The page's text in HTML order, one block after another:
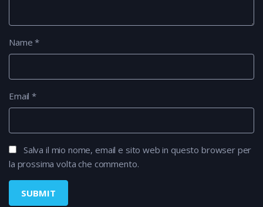
Name*
Email*
Salva il mio nome, email e sito web in questo browser per
la prossima volta che commento.